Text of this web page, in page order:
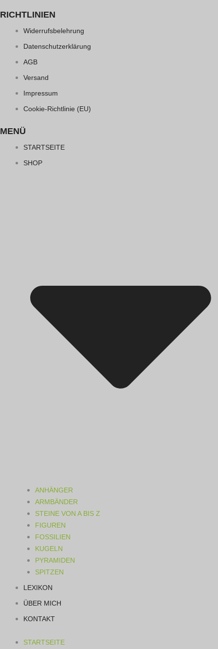
RICHTLINIEN
Widerrufsbelehrung
Datenschutzerklärung
AGB
Versand
Impressum
Cookie-Richtlinie (EU)
MENÜ
STARTSEITE
SHOP
ANHÄNGER
ARMBÄNDER
STEINE VON A BIS Z
FIGUREN
FOSSILIEN
KUGELN
PYRAMIDEN
SPITZEN
LEXIKON
ÜBER MICH
KONTAKT
STARTSEITE